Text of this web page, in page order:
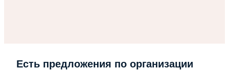
Есть предложения по организации